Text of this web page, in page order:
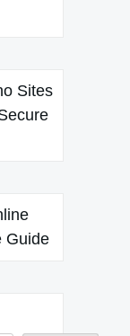
Sites
Guide